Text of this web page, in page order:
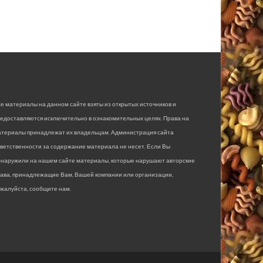
материалы на данном сайте взяты из открытых источников и
исключительно в ознакомительных целях. Права на
принадлежат их владельцам. Администрация сайта
за содержание материала не несет. Если Вы
на нашем сайте материалы, которые нарушают авторские
принадлежащие Вам, Вашей компании или организации,
сообщите нам.